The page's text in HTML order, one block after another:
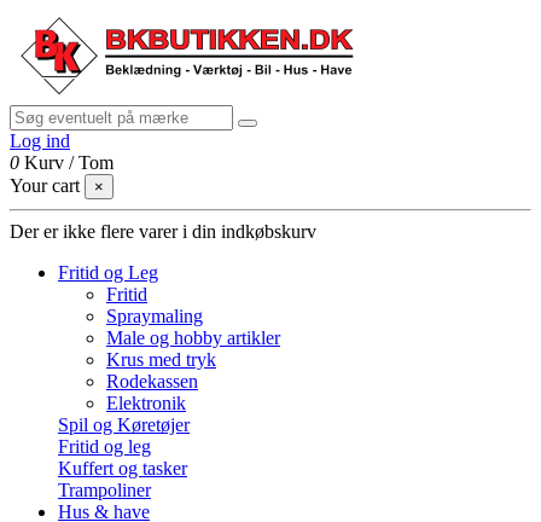
Log ind
0 Kurv /Tom
Your cart
×
Der er ikke flere varer i din indkøbskurv
Fritid og Leg
Fritid
Spraymaling
Male og hobby artikler
Krus med tryk
Rodekassen
Elektronik
Spil og Køretøjer
Fritid og leg
Kuffert og tasker
Trampoliner
Hus & have